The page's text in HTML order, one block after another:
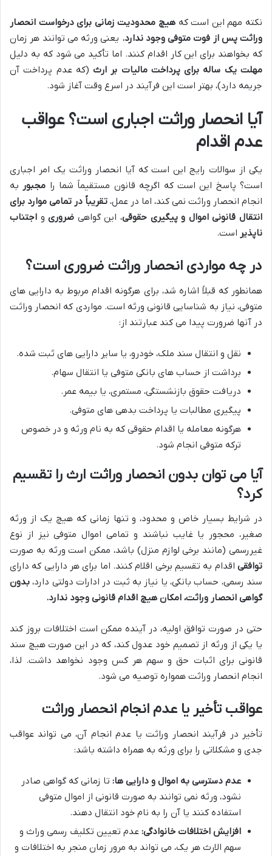
نکته مهم این است که هیچ محدودیت زمانی برای درخواست انحصار
وراثت پس از فوت متوفی وجود ندارد. یعنی ورثه می توانند هر زمان
که بخواهند برای این کار اقدام کنند. اما تأکید می شود که به دلیل
مهلت یک ساله برای پرداخت مالیات بر ارث (که عدم پرداخت آن
جریمه دارد)، بهتر است این فرآیند در اسرع وقت آغاز شود.
آیا انحصار وراثت اجباری است؟ عواقب
عدم اقدام
یکی از سوالات رایج این است که آیا انحصار وراثت یک امر اجباری
است؟ پاسخ این است که اگرچه قانون مستقیماً شما را مجبور به
انجام انحصار وراثت نمی کند، اما در عمل، تقریباً در تمامی موارد برای
انتقال قانونی اموال و پیگیری حقوقی، این گواهی ضروریو اجتناب
ناپذیر است.
در چه مواردی انحصار وراثت ضروری است؟
همانطور که قبلاً اشاره شد، برای هرگونه اقدام مربوط به دارایی های
متوفی، نیاز به شناسایی قانونی ورثه است. مواردی که انحصار وراثت
در آنها ضرورت پیدا می کند عبارتند از:
نقل و انتقال سند ملک، خودرو، یا سایر دارایی های ثبت شده.
برداشت از حساب های بانکی متوفی یا انتقال سهام.
دریافت حقوق بازنشستگی، مستمری، یا بیمه عمر.
پیگیری مطالبات یا پرداخت بدهی های متوفی.
هرگونه معامله یا اقدام حقوقی که به نام ورثه و در خصوص
ترکه متوفی انجام شود.
آیا می توان بدون انحصار وراثت ارث را تقسیم
کرد؟
در شرایط بسیار خاص و محدود، و تنها زمانی که هیچ یک از ورثه
صغیر، محجور یا غایب نباشند و تمامی اموال متوفی نیز از نوع
غیررسمی (مانند برخی لوازم منزل) باشد، ممکن است ورثه به صورت
توافقی اقدام به تقسیم برخی اقلام کنند. اما برای هر دارایی که دارای
سند رسمی، حساب بانکی، یا نیاز به ثبت در ادارات دولتی دارد، بدون
گواهی انحصار وراثت، امکان هیچ اقدام قانونی وجود ندارد.
حتی در صورت توافق اولیه، در آینده ممکن است اختلافات بروز کند
یا یکی از ورثه از تصمیم خود عدول کند، که در این صورت هیچ سند
قانونی برای اثبات حق و سهم هر کس وجود نخواهد داشت. لذا،
انجام انحصار وراثت همواره توصیه می شود.
عواقب تأخیر یا عدم انجام انحصار وراثت
تأخیر در فرآیند انحصار وراثت یا عدم انجام آن، می تواند عواقب
جدی و مشکلاتی را برای ورثه به همراه داشته باشد:
عدم دسترسی به اموال و دارایی ها: تا زمانی که گواهی صادر
نشود، ورثه نمی توانند به صورت قانونی از اموال متوفی
استفاده کنند یا آن را به نام خود انتقال دهند.
افزایش اختلافات خانوادگی: عدم تعیین تکلیف رسمی وراث و
سهم الارث هر یک، می تواند به مرور زمان منجر به اختلافات و